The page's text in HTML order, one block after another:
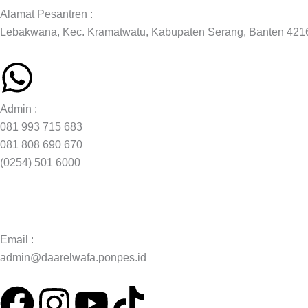
Alamat Pesantren :
Lebakwana, Kec. Kramatwatu, Kabupaten Serang, Banten
Admin :
081 993 715 683
081 808 690 670
(0254) 501 6000
Email :
admin@daarelwafa.ponpes.id